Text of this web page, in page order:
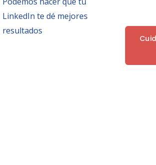
LinkedIn te dé mejores
resultados